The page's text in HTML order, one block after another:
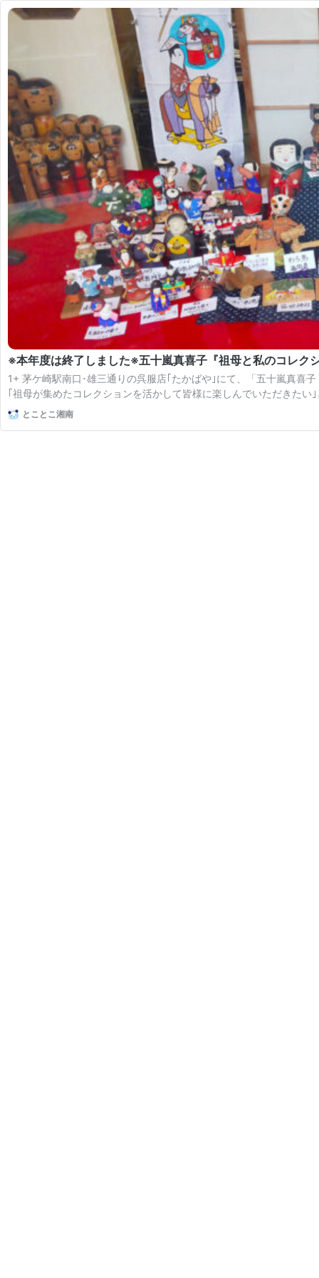
※本年度は終了しました※五十嵐真喜子『祖母と私のコレ
1+ 茅ケ崎駅南口･雄三通りの呉服店｢たかばや｣にて、「五十嵐真喜
｢祖母が集めたコレクションを活かして皆様に楽しんでいただきた
とことこ湘南